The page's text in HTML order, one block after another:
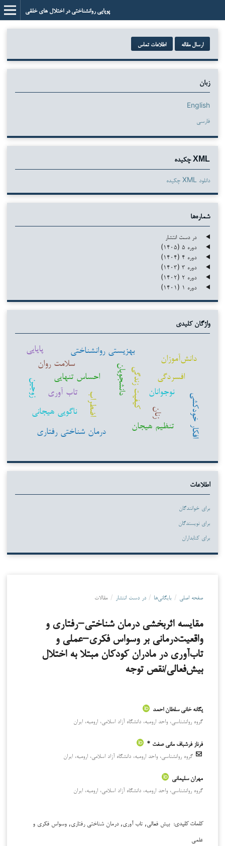
پویایی روانشناختی در اختلال های خلقی
ارسال مقاله اطلاعات تماس
زبان
English
فارسی
XML چکیده
دانلود XML چکیده
شماره‌ها
در دست انتشار
دوره ۵ (۱۴۰۵)
دوره ۴ (۱۴۰۴)
دوره ۳ (۱۴۰۳)
دوره ۲ (۱۴۰۲)
دوره ۱ (۱۴۰۱)
واژگان کلیدی
اضطراب
دانشجویانکیفیت زندگی نوجوانان
افسردگی
بهزیستی روانشناختی
دانش‌آموزان
زنان
تنظیم هیجان
درمان شناختی رفتاری
ناگویی هیجانی
احساس تنهایی
زوجین
افکار خودکشی
تاب آوری
سلامت روان
پایایی
اطلاعات
برای خوانندگان
برای نویسندگان
برای کتابداران
صفحه اصلی / بایگانی‌ها / در دست انتشار / مقالات
مقایسه اثربخشی درمان شناختی–رفتاری و
واقعیت‌درمانی بر وسواس فکری–عملی و
تاب‌آوری در مادران کودکان مبتلا به اختلال
بیش‌فعالی/نقص توجه
یگانه خانی سلطان احمد
گروه روانشناسی، واحد ارومیه، دانشگاه آزاد اسلامی، ارومیه، ایران
فرناز فرشباف مانی صفت *
گروه روانشناسی، واحد ارومیه، دانشگاه آزاد اسلامی، ارومیه، ایران
مهران سلیمانی
گروه روانشناسی، واحد ارومیه، دانشگاه آزاد اسلامی، ارومیه، ایران
کلمات کلیدی: بیش فعالی, تاب آوری, درمان شناختی رفتاری, وسواس فکری و
علمی